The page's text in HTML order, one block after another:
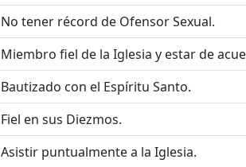
No tener récord de Ofensor Sexual.
Miembro fiel de la Iglesia y estar de
Bautizado con el Espíritu Santo.
Fiel en sus Diezmos.
Asistir puntualmente a la Iglesia.